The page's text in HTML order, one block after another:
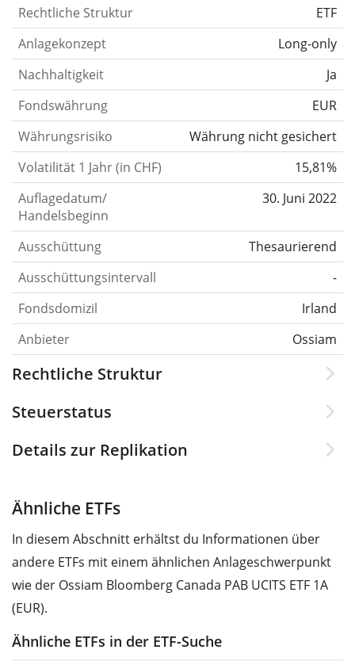
Rechtliche Struktur
ETF
Anlagekonzept
Long-only
Nachhaltigkeit
Ja
Fondswährung
EUR
Währungsrisiko
Währung nicht gesichert
Volatilität 1 Jahr (in CHF)
15,81%
Auflagedatum/
Handelsbeginn
30. Juni 2022
Ausschüttung
Thesaurierend
Ausschüttungsintervall
-
Fondsdomizil
Irland
Anbieter
Ossiam
Rechtliche Struktur
Steuerstatus
Details zur Replikation
Ähnliche ETFs
In diesem Abschnitt erhältst du Informationen über
andere ETFs mit einem ähnlichen Anlageschwerpunkt
wie der Ossiam Bloomberg Canada PAB UCITS ETF 1A
(EUR).
Ähnliche ETFs in der ETF-Suche